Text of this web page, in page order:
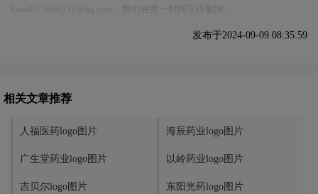
发布于2024-09-09 08:35:59
相关文章推荐
人福医药logo图片 海辰药业logo图片
广生堂药业logo图片 以岭药业logo图片
吉贝尔logo图片 东阳光药logo图片